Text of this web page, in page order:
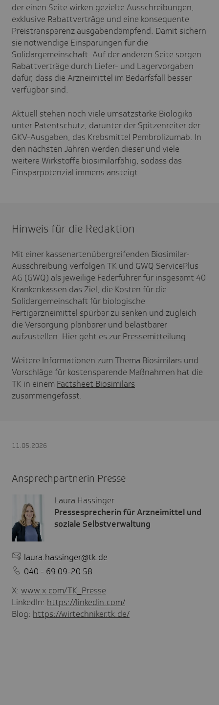
der einen Seite wirken gezielte Ausschreibungen,
exklusive Rabattverträge und eine konsequente
Preistransparenz ausgabendämpfend. Damit sichern
sie notwendige Einsparungen für die
Solidargemeinschaft. Auf der anderen Seite sorgen
Rabattverträge durch Liefer- und Lagervorgaben
dafür, dass die Arzneimittel im Bedarfsfall besser
verfügbar sind.
Aktuell stehen noch viele umsatzstarke Biologika
unter Patentschutz, darunter der Spitzenreiter der
GKV-Ausgaben, das Krebsmittel Pembrolizumab. In
den nächsten Jahren werden dieser und viele
weitere Wirkstoffe biosimilarfähig, sodass das
Einsparpotenzial immens ansteigt.
Hinweis für die Redaktion
Mit einer kassenartenübergreifenden Biosimilar-
Ausschreibung verfolgen TK und GWQ ServicePlus
AG (GWQ) als jeweilige Federführer für insgesamt 40
Krankenkassen das Ziel, die Kosten für die
Solidargemeinschaft für biologische
Fertigarzneimittel spürbar zu senken und zugleich
die Versorgung planbarer und belastbarer
aufzustellen. Hier geht es zur Pressemitteilung.
Weitere Informationen zum Thema Biosimilars und
Vorschläge für kostensparende Maßnahmen hat die
TK in einem Factsheet Biosimilars
zusammengefasst.
11.05.2026
Ansprechpartnerin Presse
Laura Hassinger
Pressesprecherin für Arzneimittel und
soziale Selbstverwaltung
laura.hassinger@tk.de
040 - 69 09-20 58
X: www.x.com/TK_Presse
LinkedIn: https://linkedin.com/
Blog: https://wirtechniker.tk.de/